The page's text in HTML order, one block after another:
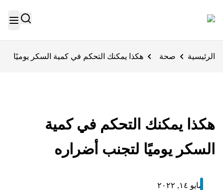
الرئيسية صحة هكذا يمكنك التحكم في كمية السكر يوميًا
هكذا يمكنك التحكم في كمية
السكر يوميًا لتجنب أضراره
مايو ١٤, ٢٠٢٢